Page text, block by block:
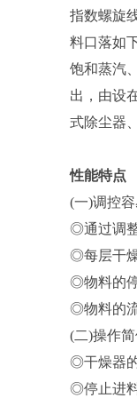
指数螺旋
料口落如
饱和蒸汽
出，由设
式除尘器
性能特点
(一)调控
◎通过调
◎每层干
◎物料的
◎物料的
(二)操作
◎干燥器
◎停止进